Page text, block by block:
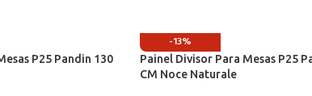
P25 Pandin 130
-13%
Painel Divisor Para Mesas P25
CM Noce Naturale